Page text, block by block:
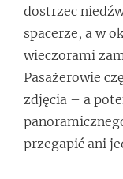
dostrzec
spacerze, a w
wieczorami
Pasażerowie
zdjęcia – a
przegapić ani